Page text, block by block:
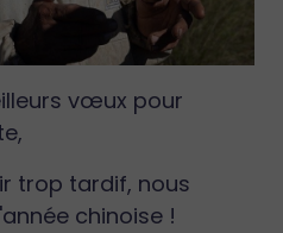
vœux pour
trop tardif, nous
chinoise !